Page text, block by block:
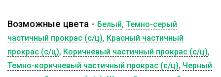
Возможные цвета - Белый, Темно-серый
частичный прокрас (с/ц), Красный частичный
прокрас (с/ц), Коричневый частичный прокрас (с/ц),
Темно-коричневый частичный прокрас (с/ц), Черный